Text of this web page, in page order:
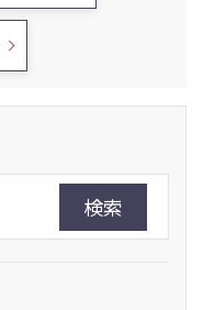
検索